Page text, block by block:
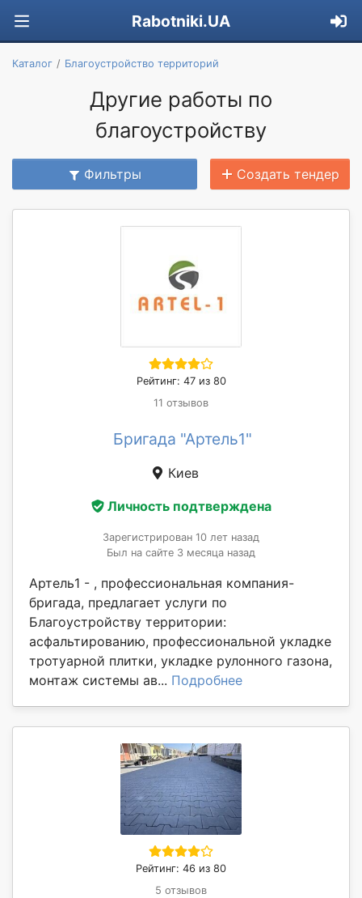
Rabotniki.UA
Каталог Благоустройство территорий
Другие работы по
благоустройству
Фильтры Создать тендер
Рейтинг: 47 из 80
11 отзывов
Бригада "Артель1"
Киев
Личность подтверждена
Зарегистрирован 10 лет назад
Был на сайте 3 месяца назад
Артель1 - , профессиональная компания-
бригада, предлагает услуги по
Благоустройству территории:
асфальтированию, профессиональной укладке
тротуарной плитки, укладке рулонного газона,
монтаж системы ав... Подробнее
Рейтинг: 46 из 80
5 отзывов